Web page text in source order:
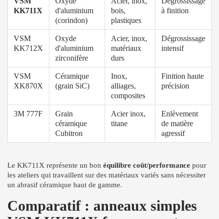
KK711X
d'aluminium
(corindon)
bois,
plastiques
à finition
VSM
KK712X
Oxyde
d'aluminium
zirconifère
Acier, inox,
matériaux
durs
Dégrossissage
intensif
VSM
XK870X
Céramique
(grain SiC)
Inox,
alliages,
composites
Finition haute
précision
3M 777F
Grain
céramique
Cubitron
Acier inox,
titane
Enlèvement
de matière
agressif
Le KK711X représente un bon équilibre coût/performance pour
les ateliers qui travaillent sur des matériaux variés sans nécessiter
un abrasif céramique haut de gamme.
Comparatif : anneaux simples